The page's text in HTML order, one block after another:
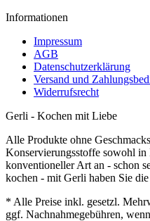
Informationen
Impressum
AGB
Datenschutzerklärung
Versand und
Widerrufsrecht
Gerli - Kochen mit Liebe
Alle Produkte ohne
Konservierungsstoffe sowohl in
konventioneller Art an - schon
kochen - mit Gerli haben Sie
* Alle Preise inkl. gesetzl.
ggf. Nachnahmegebühren,